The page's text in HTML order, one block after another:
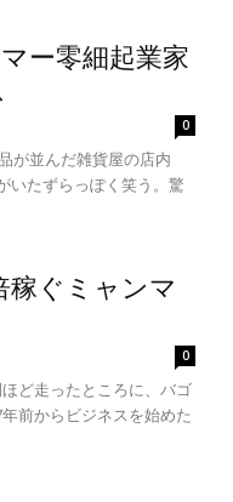
ー零細起業家
0
が並んだ雑貨屋の店内
いたずらっぽく笑う。驚
稼ぐミャンマ
0
ど走ったところに、バゴ
前からビジネスを始めた